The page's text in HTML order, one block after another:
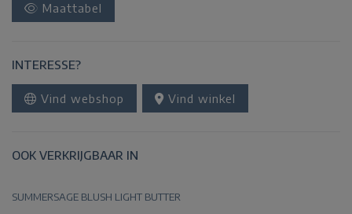
Maattabel
INTERESSE?
Vind webshop Vind winkel
OOK VERKRIJGBAAR IN
SUMMERSAGE BLUSH LIGHT BUTTER